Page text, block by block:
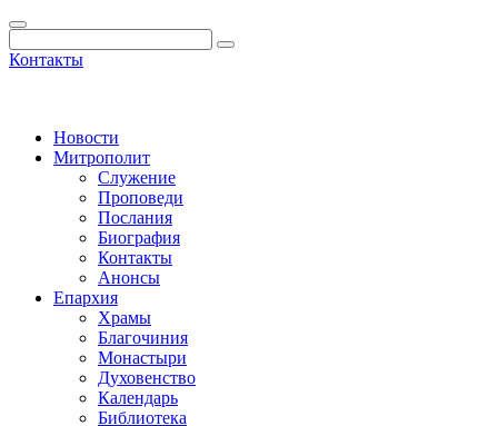
Контакты
Новости
Митрополит
Служение
Проповеди
Послания
Биография
Контакты
Анонсы
Епархия
Храмы
Благочиния
Монастыри
Духовенство
Календарь
Библиотека